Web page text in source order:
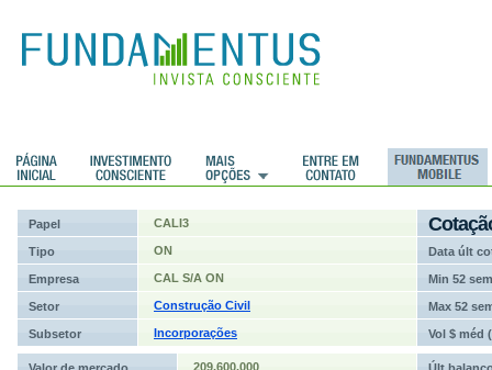
Papel CALI3
Tipo ON Data últ
Empresa CAL S/A ON Min 52 sem
Setor Construção Civil Max 52
Subsetor Incorporações Vol $ méd
209.600.000